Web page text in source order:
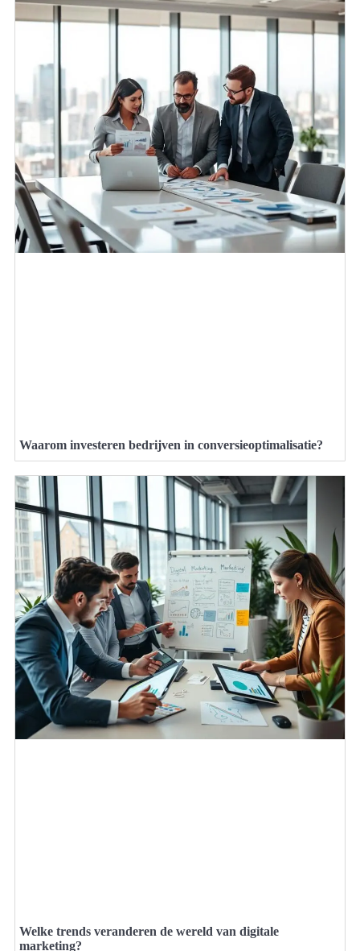
Waarom investeren bedrijven in conversieoptimalisatie?
Welke trends veranderen de wereld van digitale
marketing?